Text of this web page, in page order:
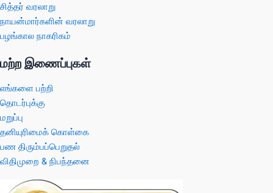
சித்தர் வரலாறு
நாயன்மார்களின் வரலாறு
பழங்கால நாகரிகம்
மற்ற இணைப்புகள்
எங்களை பற்றி
தொடர்புக்கு
மறுப்பு
தனியுரிமைக் கொள்கை
பண திரும்பப்பெறுதல்
விதிமுறை & நிபந்தனை